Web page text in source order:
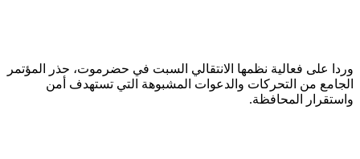
وردا على فعالية نظمها الانتقالي السبت في حضرموت، حذر المؤتمر
الجامع من التحركات والدعوات المشبوهة التي تستهدف أمن
واستقرار المحافظة.